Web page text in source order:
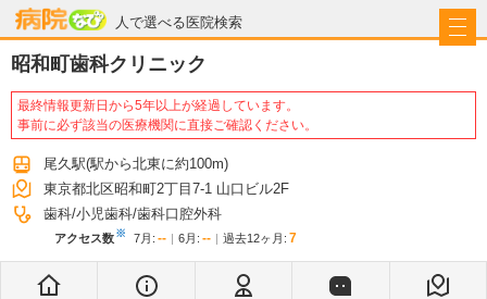
人で選べる医院検索
病院なび
昭和町歯科クリニック
最終情報更新日から5年以上が経過しています。
事前に必ず該当の医療機関に直接ご確認ください。
尾久駅(駅から北東に約100m)
東京都北区昭和町2丁目7-1 山口ビル2F
歯科 小児歯科 歯科口腔外科
アクセス数※ 7月 : -- 6月 : -- 過去12ヶ月: 7